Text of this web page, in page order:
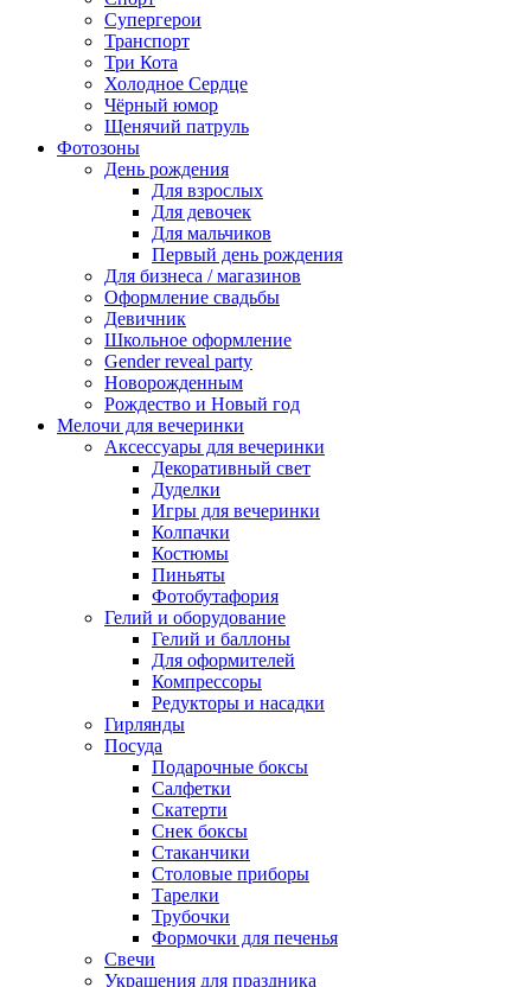
Супергерои
Транспорт
Три Кота
Холодное Сердце
Чёрный юмор
Щенячий патруль
Фотозоны
День рождения
Для взрослых
Для девочек
Для мальчиков
Первый день рождения
Для бизнеса / магазинов
Оформление свадьбы
Девичник
Школьное оформление
Gender reveal party
Новорожденным
Рождество и Новый год
Мелочи для вечеринки
Аксессуары для вечеринки
Декоративный свет
Дуделки
Игры для вечеринки
Колпачки
Костюмы
Пиньяты
Фотобутафория
Гелий и оборудование
Гелий и баллоны
Для оформителей
Компрессоры
Редукторы и насадки
Гирлянды
Посуда
Подарочные боксы
Салфетки
Скатерти
Снек боксы
Стаканчики
Столовые приборы
Тарелки
Трубочки
Формочки для печенья
Свечи
Украшения для праздника